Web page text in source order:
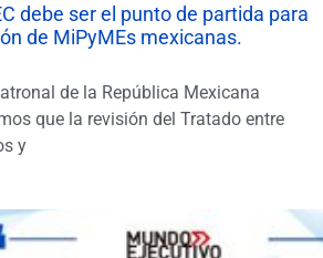
debe ser el punto de partida para
de MiPyMEs mexicanas.
de la República Mexicana
que la revisión del Tratado entre
y